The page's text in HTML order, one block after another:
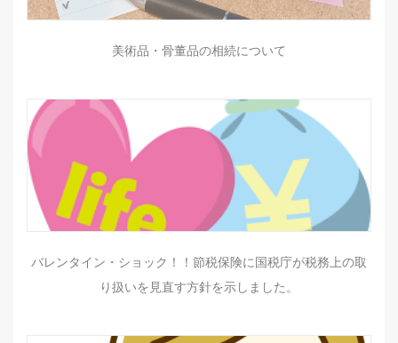
美術品・骨董品の相続について
バレンタイン・ショック！！節税保険に国税庁が税務上の取
り扱いを見直す方針を示しました。